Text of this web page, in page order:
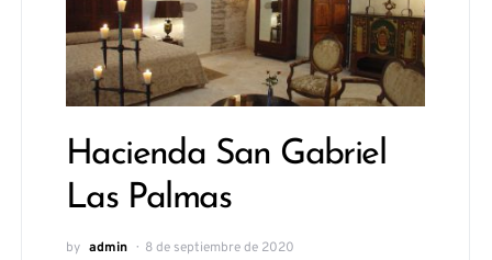
Hacienda San Gabriel
Las Palmas
by admin 8 de septiembre de 2020